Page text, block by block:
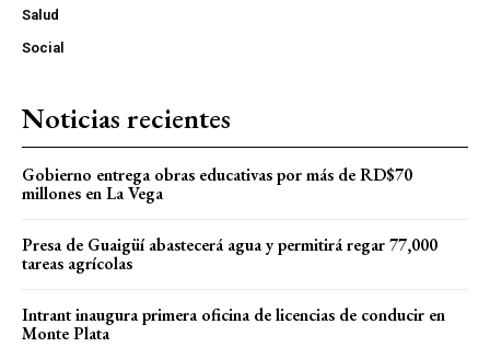
Salud
Social
Noticias recientes
Gobierno entrega obras educativas por más de RD$70
millones en La Vega
Presa de Guaigüí abastecerá agua y permitirá regar 77,000
tareas agrícolas
Intrant inaugura primera oficina de licencias de conducir en
Monte Plata